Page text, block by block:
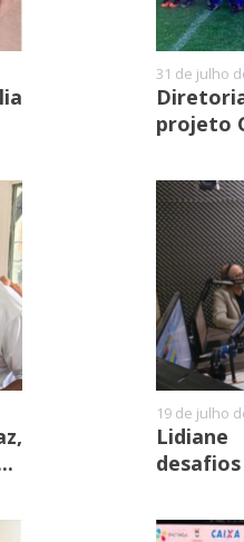
31 de julho
projeto
19 de julho
desafios